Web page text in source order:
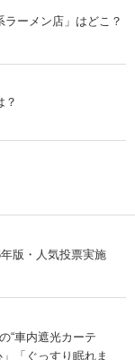
ーメン店」はどこ？
？
版・人気投票実施
“車内遮光カーテ
「ぐっすり眠れま